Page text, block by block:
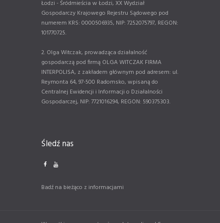
Łodzi - Śródmieścia w Łodzi, XX Wydział
Gospodarczy Krajowego Rejestru Sądowego pod
numerem KRS: 0000506935, NIP: 7252075797, REGON:
101770725.
2. Olga Witczak, prowadząca działalność
gospodarczą pod firmą OLGA WITCZAK FIRMA
INTERPOLISA, z zakładem głównym pod adresem: ul.
Reymonta 64, 97-500 Radomsko, wpisaną do
Centralnej Ewidencji i Informacji o Działalności
Gospodarczej, NIP: 7721016294, REGON: 590375303.
Śledź nas
Badź na bieżąco z informacjami